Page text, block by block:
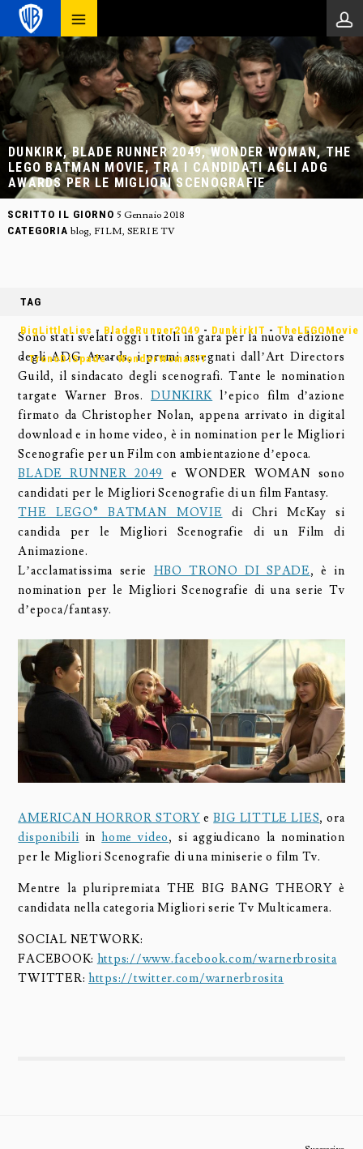
DUNKIRK, BLADE RUNNER 2049, WONDER WOMAN, THE
LEGO BATMAN MOVIE, TRA I CANDIDATI AGLI ADG
AWARDS PER LE MIGLIORI SCENOGRAFIE
SCRITTO IL GIORNO 5 Gennaio 2018
CATEGORIA blog, FILM, SERIE TV
TAG
BigLittleLies - BladeRunner2049 - DunkirkIT -TheLEGOMovie
-TronoDiSpade-WonderWomanIT‬
Sono stati svelati oggi i titoli in gara per la nuova edizione
degli ADG Awards, i premi assegnati dall’Art Directors
Guild, il sindacato degli scenografi. Tante le nomination
targate Warner Bros.DUNKIRK l’epico film d’azione
firmato da Christopher Nolan, appena arrivato in digital
download e in home video, è in nomination per le Migliori
Scenografie per un Film con ambientazione d’epoca.
BLADE RUNNER 2049
e WONDER WOMAN sono
candidati per le Migliori Scenografie di un film Fantasy.
THE LEGO® BATMAN MOVIE di Chri McKay si
candida per le Migliori Scenografie di un Film di
Animazione.
L’acclamatissima serie HBO TRONO DI SPADE, è in
nomination per le Migliori Scenografie di una serie Tv
d’epoca/fantasy.
AMERICAN HORROR STORYeBIG LITTLE LIES, ora
disponibili inhome video, si aggiudicano la nomination
per le Migliori Scenografie di una miniserie o film Tv.
Mentre la pluripremiata THE BIG BANG THEORY è
candidata nella categoria Migliori serie Tv Multicamera.
SOCIAL NETWORK:
FACEBOOK: https://www.facebook.com/warnerbrosita
TWITTER:https://twitter.com/warnerbrosita